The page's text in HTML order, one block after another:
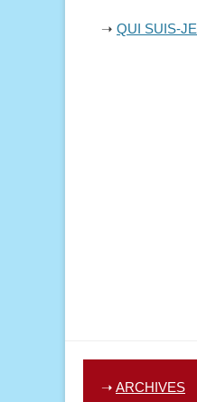
➝ QUI SUIS-JE
➝ ARCHIVES